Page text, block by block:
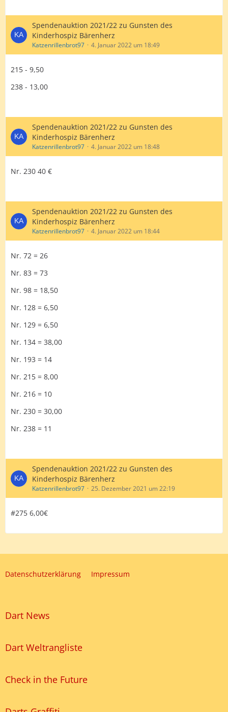
Spendenauktion 2021/22 zu Gunsten des
Kinderhospiz Bärenherz
Katzenrillenbrot97 4. Januar 2022 um 18:49
215 - 9,50
238 - 13,00
Spendenauktion 2021/22 zu Gunsten des
Kinderhospiz Bärenherz
Katzenrillenbrot97 4. Januar 2022 um 18:48
Nr. 230 40 €
Spendenauktion 2021/22 zu Gunsten des
Kinderhospiz Bärenherz
Katzenrillenbrot97 4. Januar 2022 um 18:44
Nr. 72 = 26
Nr. 83 = 73
Nr. 98 = 18,50
Nr. 128 = 6,50
Nr. 129 = 6,50
Nr. 134 = 38,00
Nr. 193 = 14
Nr. 215 = 8,00
Nr. 216 = 10
Nr. 230 = 30,00
Nr. 238 = 11
Spendenauktion 2021/22 zu Gunsten des
Kinderhospiz Bärenherz
Katzenrillenbrot97 25. Dezember 2021 um 22:19
#275 6,00€
Datenschutzerklärung Impressum
Dart News
Dart Weltrangliste
Check in the Future